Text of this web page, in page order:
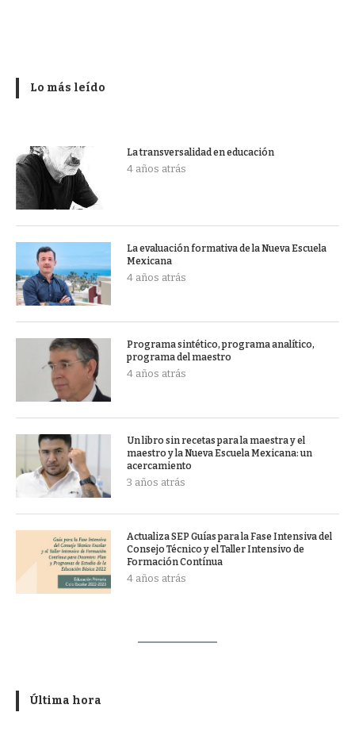
Lo más leído
La transversalidad en educación
4 años atrás
La evaluación formativa de la Nueva Escuela
Mexicana
4 años atrás
Programa sintético, programa analítico,
programa del maestro
4 años atrás
Un libro sin recetas para la maestra y el
maestro y la Nueva Escuela Mexicana: un
acercamiento
3 años atrás
Actualiza SEP Guías para la Fase Intensiva del
Consejo Técnico y el Taller Intensivo de
Formación Contínua
4 años atrás
Última hora